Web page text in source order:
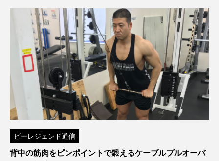
ビーレジェンド通信
背中の筋肉をピンポイントで鍛えるケーブルプルオーバ